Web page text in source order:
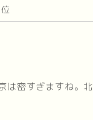
は密すぎますね。北